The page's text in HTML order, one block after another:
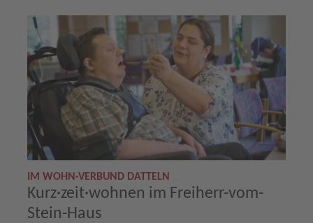
IM WOHN·VERBUND DATTELN
Kurz·zeit·wohnen im Freiherr-vom-
Stein-Haus